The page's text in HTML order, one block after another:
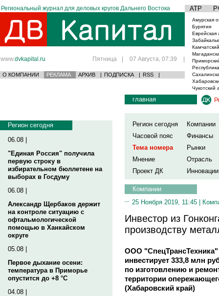
Региональный журнал для деловых кругов Дальнего Востока АТР
www.dvkapital.ru Пятница | 07 Августа, 07:39 |
О КОМПАНИИ РЕКЛАМА АРХИВ | ПОДПИСКА | RSS |
Амурская
Бурятия
Еврейская
Чукотский
Регион сегодня
06.08 |
"Единая Россия" получила
первую строку в
избирательном бюллетене на
выборах в Госдуму
06.08 |
Александр Щербаков держит
на контроле ситуацию с
офтальмологической
помощью в Ханкайском
округе
05.08 |
Первое дыхание осени:
температура в Приморье
опустится до +8 °C
04.08 |
главная
Регион сегодня
Компании
Часовой пояс
Финансы
Тема номера
Рынки
Мнение
Отрасль
Проект ДК
Инновации
Компании
25 Ноября 2019, 11:45 |
Инвестор из
производству
ООО
инвестирует 333,8 млн
по изготовлению и
территории
(Хабаровский край)